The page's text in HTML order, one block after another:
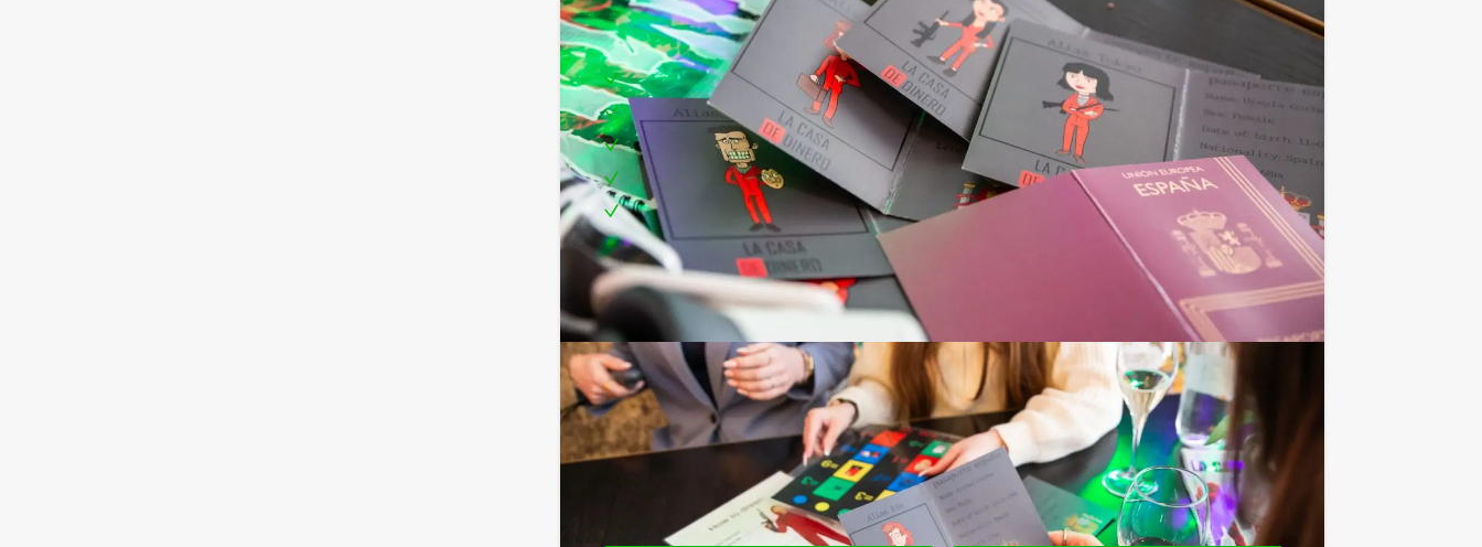
Inclusief:
Professionele begeleiding
Moderne VR-brillen
Uitgebreid 3-gangen diner
Leuke prijs voor het winnende team
Te boeken op uw gewenste dag en tijdstip!
Tip:
Niet telkens uw knip hoeven trekken om uw drankje af te rekenen? Voor € 13,50 per
persoon per uur (excl. BTW) kunt u gebruikmaken van het drankarrangement, waarbij u
onbeperkt kunt genieten van bier, fris, huiswijn, koffie en thee. En… zo komt u ook
achteraf niet voor verrassingen te staan!
Komen jullie niet aan het minimale aantal deelnemers voor dit groepsuitje? Als je bereid
bent voor het minimale aantal te betalen, kan je ook gewoon voor minder personen